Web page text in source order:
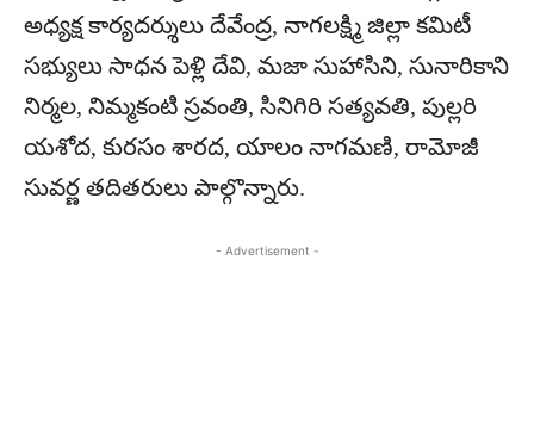
అధ్యక్ష కార్యదర్శులు దేవేంద్ర, నాగలక్ష్మి జిల్లా కమిటీ
సభ్యులు సాధన పెళ్లి దేవి, మజా సుహాసిని, సునారికాని
నిర్మల, నిమ్మకంటి స్రవంతి, సినిగిరి సత్యవతి, పుల్లరి
యశోద, కురసం శారద, యాలం నాగమణి, రామోజీ
సువర్ణ తదితరులు పాల్గొన్నారు.
- Advertisement -